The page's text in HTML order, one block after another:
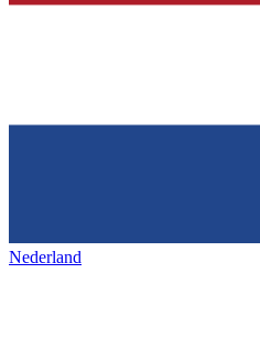
Nederland